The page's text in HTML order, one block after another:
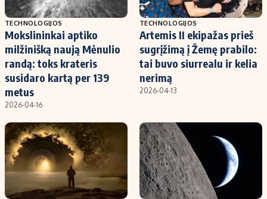
TECHNOLOGIJOS
Mokslininkai aptiko
milžinišką naują Mėnulio
randą: toks krateris
susidaro kartą per 139
metus
2026-04-16
TECHNOLOGIJOS
Artemis II ekipažas prieš
sugrįžimą į Žemę prabilo:
tai buvo siurrealu ir kelia
nerimą
2026-04-13